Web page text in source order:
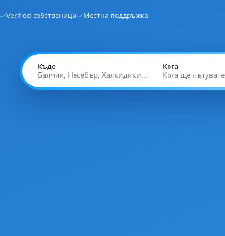
✓Verified собственици✓Местна поддръжка
Къде
Балчик, Несебър, Халкидики…
Кога
Кога ще пътувате